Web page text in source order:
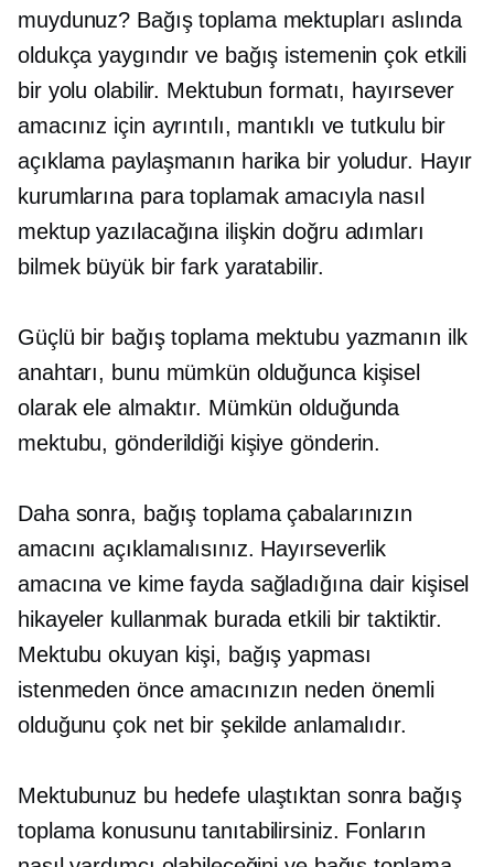
muydunuz? Bağış toplama mektupları aslında
oldukça yaygındır ve bağış istemenin çok etkili
bir yolu olabilir. Mektubun formatı, hayırsever
amacınız için ayrıntılı, mantıklı ve tutkulu bir
açıklama paylaşmanın harika bir yoludur. Hayır
kurumlarına para toplamak amacıyla nasıl
mektup yazılacağına ilişkin doğru adımları
bilmek büyük bir fark yaratabilir.
Güçlü bir bağış toplama mektubu yazmanın ilk
anahtarı, bunu mümkün olduğunca kişisel
olarak ele almaktır. Mümkün olduğunda
mektubu, gönderildiği kişiye gönderin.
Daha sonra, bağış toplama çabalarınızın
amacını açıklamalısınız. Hayırseverlik
amacına ve kime fayda sağladığına dair kişisel
hikayeler kullanmak burada etkili bir taktiktir.
Mektubu okuyan kişi, bağış yapması
istenmeden önce amacınızın neden önemli
olduğunu çok net bir şekilde anlamalıdır.
Mektubunuz bu hedefe ulaştıktan sonra bağış
toplama konusunu tanıtabilirsiniz. Fonların